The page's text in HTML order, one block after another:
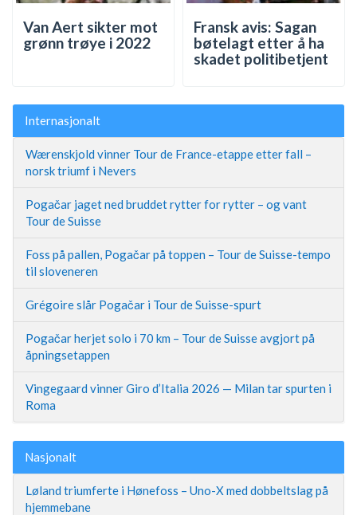
Van Aert sikter mot
grønn trøye i 2022
Fransk avis: Sagan
bøtelagt etter å ha
skadet politibetjent
Internasjonalt
Wærenskjold vinner Tour de France-etappe etter fall –
norsk triumf i Nevers
Pogačar jaget ned bruddet rytter for rytter – og vant
Tour de Suisse
Foss på pallen, Pogačar på toppen – Tour de Suisse-tempo
til sloveneren
Grégoire slår Pogačar i Tour de Suisse-spurt
Pogačar herjet solo i 70 km – Tour de Suisse avgjort på
åpningsetappen
Vingegaard vinner Giro d’Italia 2026 — Milan tar spurten i
Roma
Nasjonalt
Løland triumferte i Hønefoss – Uno-X med dobbeltslag på
hjemmebane